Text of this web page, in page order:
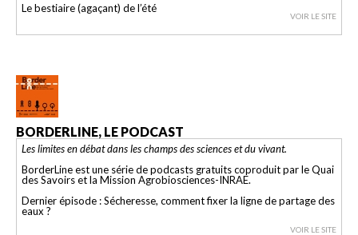
Le bestiaire (agaçant) de l’été
VOIR LE SITE
BORDERLINE, LE PODCAST
Les limites en débat dans les champs des sciences et du vivant.
BorderLine est une série de podcasts gratuits coproduit par le Quai
des Savoirs et la Mission Agrobiosciences-INRAE.
Dernier épisode : Sécheresse, comment fixer la ligne de partage des
eaux ?
VOIR LE SITE